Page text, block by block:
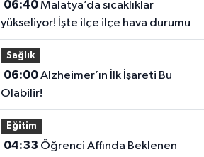
06:40Malatya’da sıcaklıklar
yükseliyor! İşte ilçe ilçe hava durumu
Sağlık
06:00Alzheimer’ın İlk İşareti Bu
Olabilir!
Eğitim
04:33